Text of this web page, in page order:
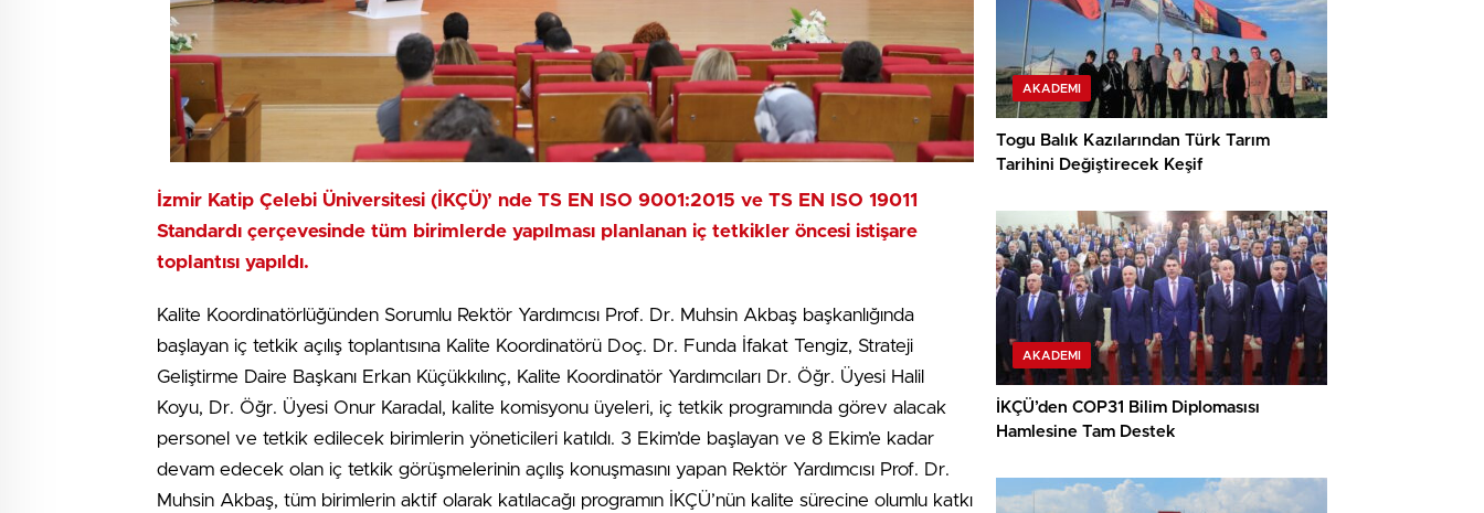
İzmir Katip Çelebi Üniversitesi (İKÇÜ)’ nde TS EN ISO 9001:2015 ve TS EN ISO 19011
Standardı çerçevesinde tüm birimlerde yapılması planlanan iç tetkikler öncesi istişare
toplantısı yapıldı.
Kalite Koordinatörlüğünden Sorumlu Rektör Yardımcısı Prof. Dr. Muhsin Akbaş başkanlığında
başlayan iç tetkik açılış toplantısına Kalite Koordinatörü Doç. Dr. Funda İfakat Tengiz, Strateji
Geliştirme Daire Başkanı Erkan Küçükkılınç, Kalite Koordinatör Yardımcıları Dr. Öğr. Üyesi Halil
Koyu, Dr. Öğr. Üyesi Onur Karadal, kalite komisyonu üyeleri, iç tetkik programında görev alacak
personel ve tetkik edilecek birimlerin yöneticileri katıldı. 3 Ekim’de başlayan ve 8 Ekim’e kadar
devam edecek olan iç tetkik görüşmelerinin açılış konuşmasını yapan Rektör Yardımcısı Prof. Dr.
Muhsin Akbaş, tüm birimlerin aktif olarak katılacağı programın İKÇÜ’nün kalite sürecine olumlu katkı
AKADEMI
Togu Balık Kazılarından Türk Tarım
Tarihini Değiştirecek Keşif
AKADEMI
İKÇÜ’den COP31 Bilim Diplomasısı
Hamlesine Tam Destek